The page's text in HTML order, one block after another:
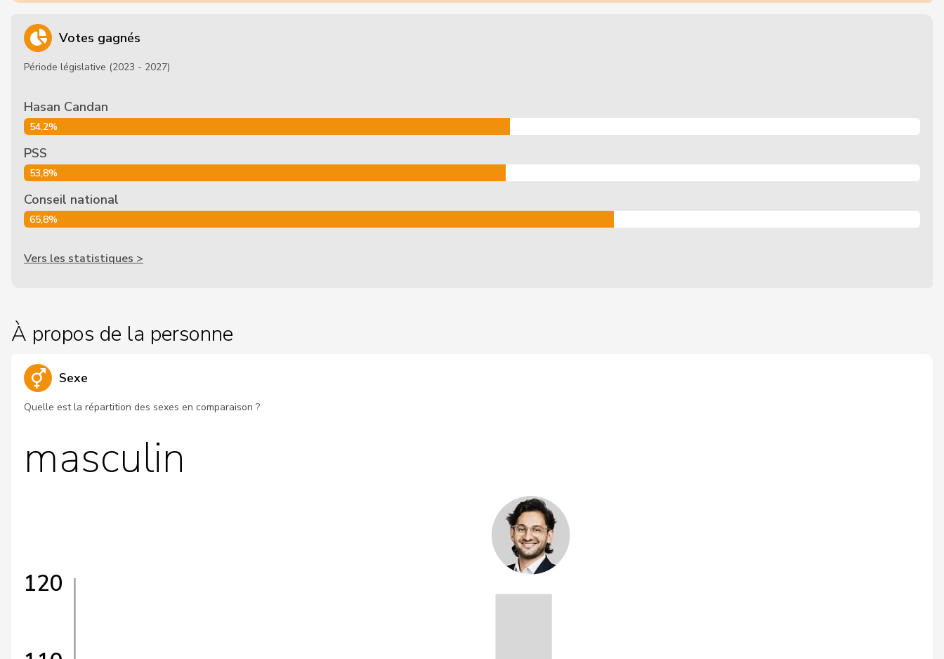
Votes gagnés
Période législative (2023 - 2027)
Hasan Candan
54,2%
PSS
53,8%
Conseil national
65,8%
Vers les statistiques >
À propos de la personne
Sexe
Quelle est la répartition des sexes en comparaison ?
masculin
120